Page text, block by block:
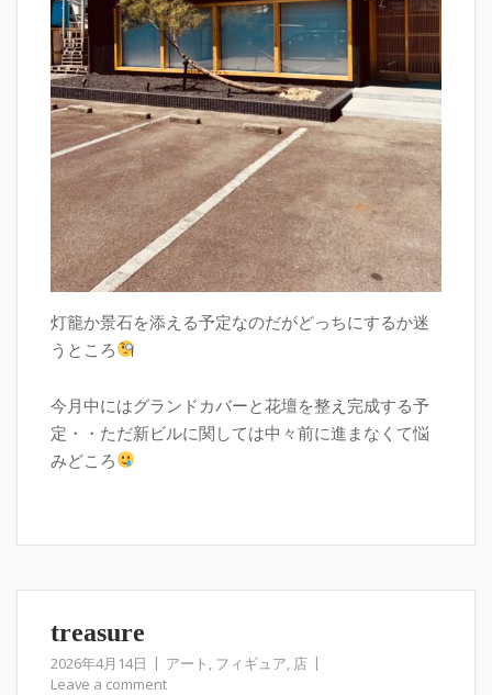
灯籠か景石を添える予定なのだがどっちにするか迷
うところ
今月中にはグランドカバーと花壇を整え完成する予
定・・ただ新ビルに関しては中々前に進まなくて悩
みどころ
treasure
2026年4月14日 アート , フィギュア, 店
Leave a comment